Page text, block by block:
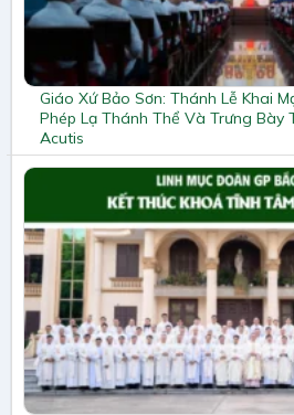
Giáo Xứ Bảo Sơn: Thánh Lễ Khai
Phép Lạ Thánh Thể Và Trưng Bày
Acutis